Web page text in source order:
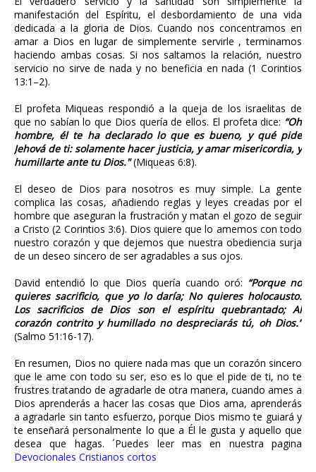
manifestación del Espíritu, el desbordamiento de una vida
dedicada a la gloria de Dios. Cuando nos concentramos en
amar a Dios en lugar de simplemente servirle , terminamos
haciendo ambas cosas. Si nos saltamos la relación, nuestro
servicio no sirve de nada y no beneficia en nada (1 Corintios
13:1–2).
El profeta Miqueas respondió a la queja de los israelitas de
que no sabían lo que Dios quería de ellos. El profeta dice: “Oh
hombre, él te ha declarado lo que es bueno, y qué pide
Jehová de ti: solamente hacer justicia, y amar misericordia, y
humillarte ante tu Dios."(Miqueas 6:8).
El deseo de Dios para nosotros es muy simple. La gente
complica las cosas, añadiendo reglas y leyes creadas por el
hombre que aseguran la frustración y matan el gozo de seguir
a Cristo (2 Corintios 3:6). Dios quiere que lo amemos con todo
nuestro corazón y que dejemos que nuestra obediencia surja
de un deseo sincero de ser agradables a sus ojos.
David entendió lo que Dios quería cuando oró: “Porque no
quieres sacrificio, que yo lo daría; No quieres holocausto.
Los sacrificios de Dios son el espíritu quebrantado; Al
corazón contrito y humillado no despreciarás tú, oh Dios.”
(Salmo 51:16-17).
En resumen, Dios no quiere nada mas que un corazón sincero
que le ame con todo su ser, eso es lo que el pide de ti, no te
frustres tratando de agradarle de otra manera, cuando ames a
Dios aprenderás a hacer las cosas que Dios ama, aprenderás
a agradarle sin tanto esfuerzo, porque Dios mismo te guiará y
te enseñará personalmente lo que a Él le gusta y aquello que
desea que hagas. ´Puedes leer mas en nuestra pagina
Devocionales Cristianos cortos